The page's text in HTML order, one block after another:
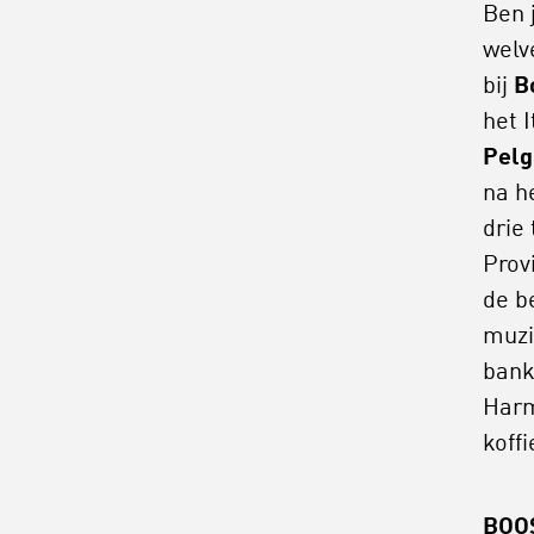
Ben
bij
het
na
drie
de